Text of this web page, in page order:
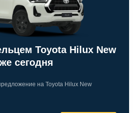
Toyota Hilux New
сегодня
на Toyota Hilux New